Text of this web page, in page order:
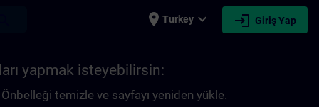
place Turkey expand_more login Giriş Yap
yapmak isteyebilirsin:
Önbelleği temizle ve sayfayı yeniden yükle.